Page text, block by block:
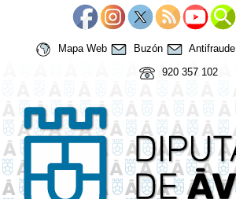
Mapa Web Buzón Antifraude
920 357 102